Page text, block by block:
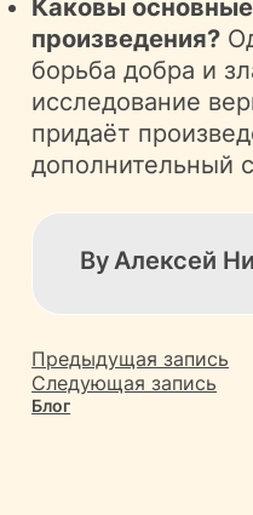
Каковы
произведения?
борьба добра и
исследование
придаёт
дополнительный
ByАлексей
Предыдущая запись
Следующая запись
Блог